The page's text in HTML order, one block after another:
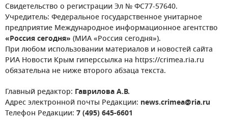
Свидетельство о регистрации Эл № ФС77-57640.
Учредитель: Федеральное государственное унитарное
предприятие Международное информационное агентство
«Россия сегодня» (МИА «Россия сегодня»).
При любом использовании материалов и новостей сайта
РИА Новости Крым гиперссылка на https://crimea.ria.ru
обязательна не ниже второго абзаца текста.
Главный редактор: Гаврилова А.В.
Адрес электронной почты Редакции: news.crimea@ria.ru
Телефон Редакции: 7 (495) 645-6601